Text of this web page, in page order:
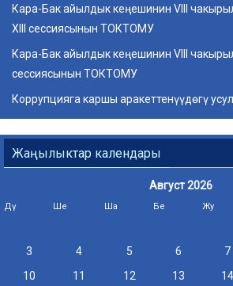
Кара-Бак айылдык кеңешинин VIII
ХIII сессиясынын ТОКТОМУ
Кара-Бак айылдык кеңешинин VIII
сессиясынын ТОКТОМУ
Коррупцияга каршы аракеттенүүдөгү
Жаңылыктар календары
Август 2026
Дү Ше Ша Бе Жу
3
4 5 6 7
10
11 12 13 14